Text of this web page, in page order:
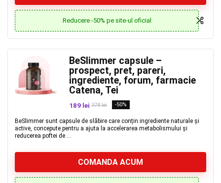
Reducere -50% pe site-ul oficial
BeSlimmer capsule –
prospect, pret, pareri,
ingrediente, forum, farmacie
Catena, Tei
189 lei 378 lei -50%
BeSlimmer sunt capsule de slăbire care conțin ingrediente naturale și
active, concepute pentru a ajuta la accelerarea metabolismului și
reducerea poftei de ...
COMANDA ACUM